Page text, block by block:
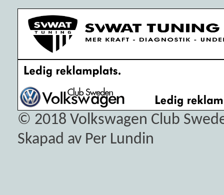
© 2018 Volkswagen Club
Skapad av Per Lundin